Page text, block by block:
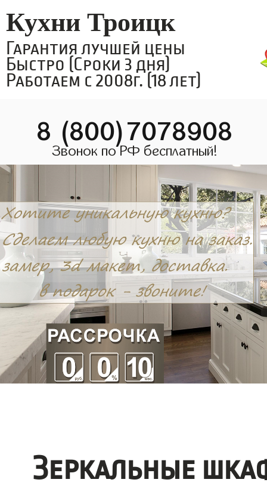
Кухни Троицк
Гарантия лучшей цены
Быстро (Сроки 3 дня)
Работаем с 2008г. (18 лет)
8 (800)7078908
Звонок по РФ бесплатный!
Зеркальные